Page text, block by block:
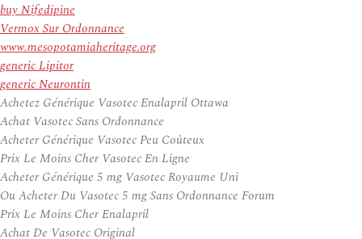
buy Nifedipine
Vermox Sur Ordonnance
www.mesopotamiaheritage.org
generic Lipitor
generic Neurontin
Achetez Générique Vasotec Enalapril Ottawa
Achat Vasotec Sans Ordonnance
Acheter Générique Vasotec Peu Coûteux
Prix Le Moins Cher Vasotec En Ligne
Acheter Générique 5 mg Vasotec Royaume Uni
Ou Acheter Du Vasotec 5 mg Sans Ordonnance Forum
Prix Le Moins Cher Enalapril
Achat De Vasotec Original